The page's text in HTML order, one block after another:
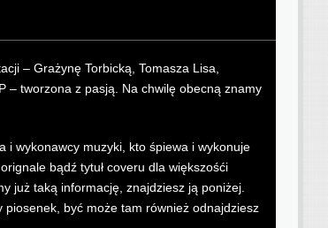
– Grażynę Torbicką, Tomasza Lisa,
– tworzona z pasją. Na chwilę obecną znamy
i wykonawcy muzyki, kto śpiewa i wykonuje
bądź tytuł coveru dla większośći
już taką informację, znajdziesz ją poniżej.
być może tam również odnajdziesz